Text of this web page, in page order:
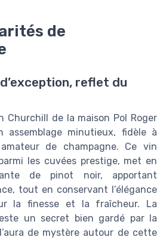
de
reflet du
Churchill de la maison Pol Roger
assemblage minutieux, fidèle à
de champagne. Ce vin
les cuvées prestige, met en
de pinot noir, apportant
tout en conservant l’élégance
la finesse et la fraîcheur. La
un secret bien gardé par la
de mystère autour de cette